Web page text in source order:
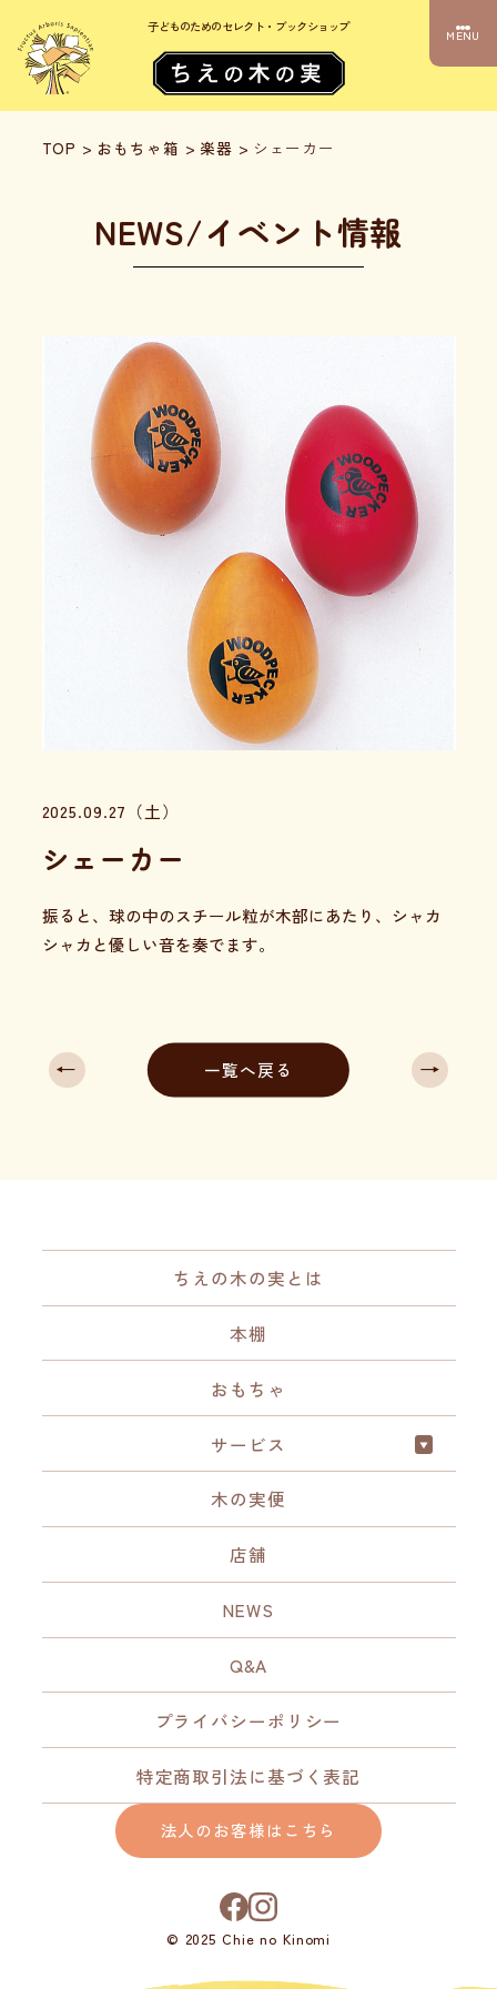
子どものためのセレクト・ブックショップ
MENU
TOP > おもちゃ箱 > 楽器 > シェーカー
NEWS/イベント情報
2025.09.27（土）
シェーカー
振ると、球の中のスチール粒が木部にあたり、シャカ
シャカと優しい音を奏でます。
← →
一覧へ戻る
法人のお客様はこちら
© 2025 Chie no Kinomi
ちえの木の実とは
本棚
おもちゃ
サービス
木の実便
店舗
NEWS
Q&A
プライバシーポリシー
特定商取引法に基づく表記